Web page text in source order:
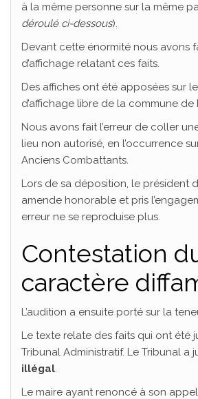
à la même personne sur la même
déroulé ci-dessous).
Devant cette énormité nous avons
d’affichage relatant ces faits.
Des affiches ont été apposées sur
d’affichage libre de la commune de
Nous avons fait l’erreur de coller
lieu non autorisé, en l’occurrence
Anciens Combattants.
Lors de sa déposition, le président
amende honorable et pris
erreur ne se reproduise plus.
Contestation
caractère
L’audition a ensuite porté sur la
Le texte relate des faits qui ont été
Tribunal Administratif. Le Tribunal a
illégal.
Le maire ayant renoncé à son